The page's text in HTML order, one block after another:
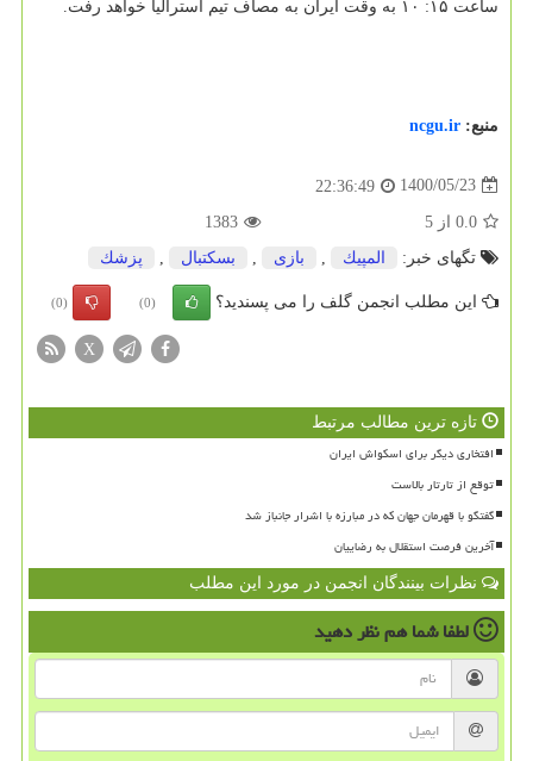
ساعت ۱۵: ۱۰ به وقت ایران به مصاف تیم استرالیا خواهد رفت.
منبع: ncgu.ir
1400/05/23
22:36:49
0.0 از 5
1383
تگهای خبر:
المپیك بازی بسكتبال پزشك
این مطلب انجمن گلف را می پسندید؟ (0)
(0)
X
تازه ترین مطالب مرتبط
افتخاری دیگر برای اسکواش ایران
توقع از تارتار بالاست
گفتگو با قهرمان جهان که در مبارزه با اشرار جانباز شد
آخرین فرصت استقلال به رضاییان
نظرات بینندگان انجمن در مورد این مطلب
لطفا شما همنظر دهید